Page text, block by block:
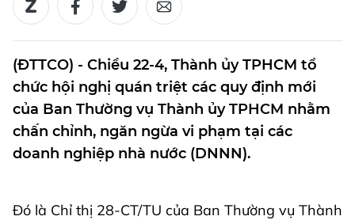
(ĐTTCO) - Chiều 22-4, Thành ủy TPHCM tổ
chức hội nghị quán triệt các quy định mới
của Ban Thường vụ Thành ủy TPHCM nhằm
chấn chỉnh, ngăn ngừa vi phạm tại các
doanh nghiệp nhà nước (DNNN).
Đó là Chỉ thị 28-CT/TU của Ban Thường vụ Thành